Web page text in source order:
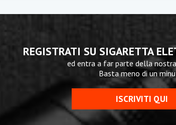
REGISTRATI SU SIGARETTA
ed entra a far parte della
Basta meno di un
ISCRIVITI QUI